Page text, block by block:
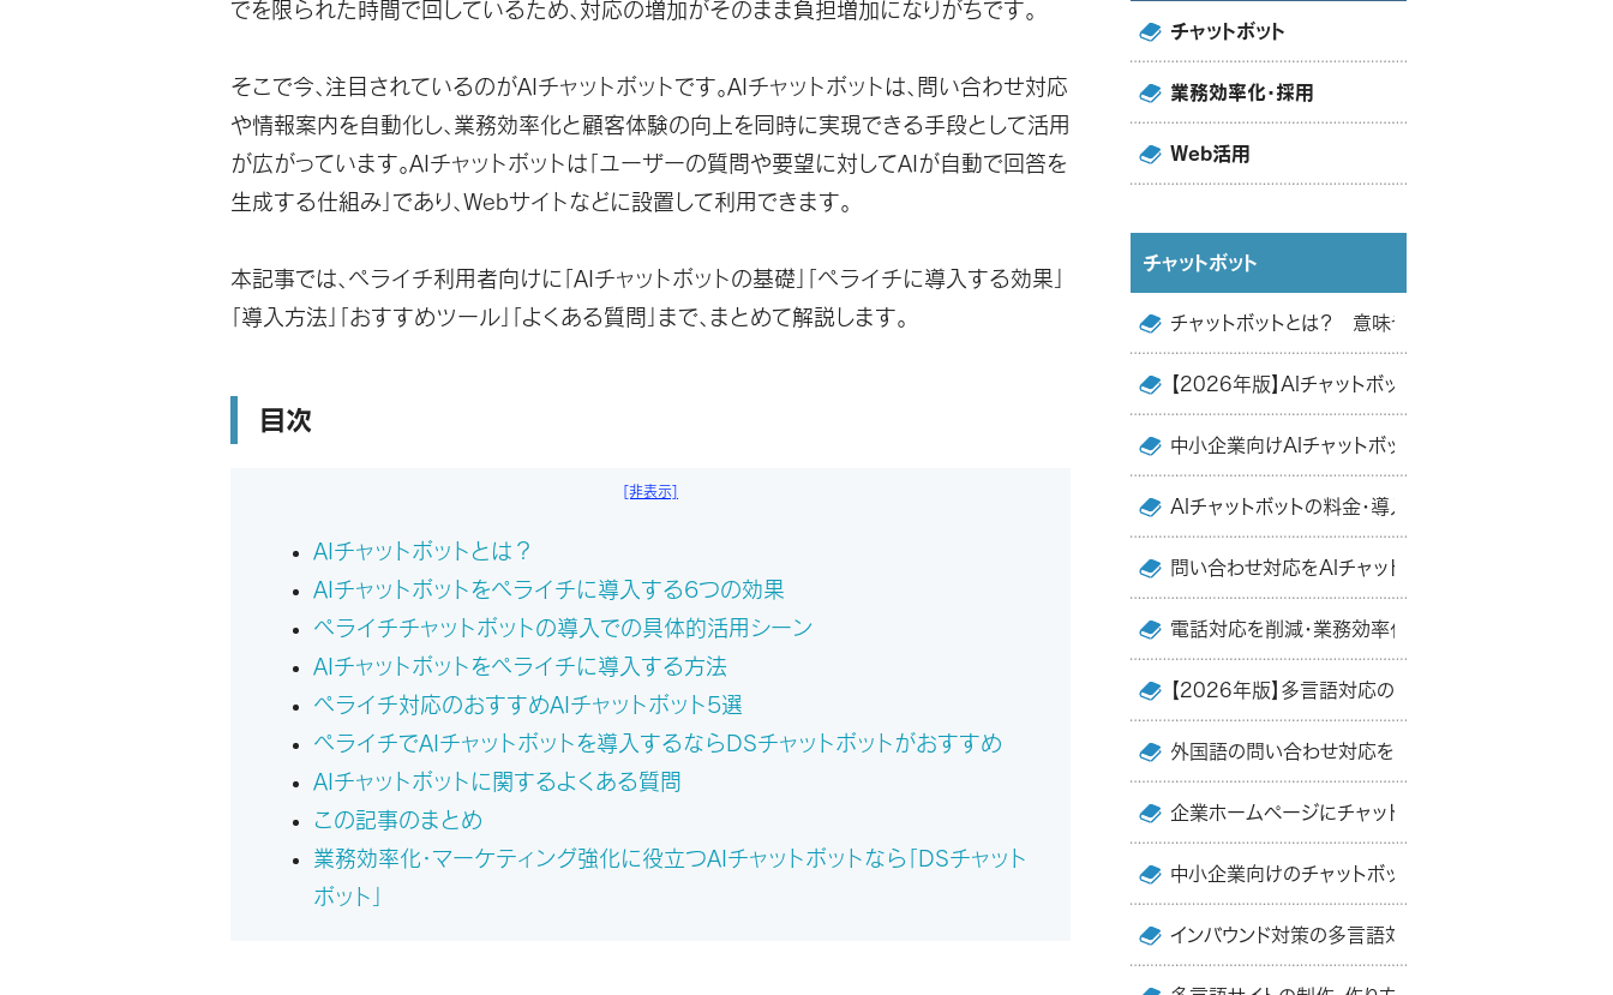
でを限られた時間で回しているため、対応の増加がそのまま負担増加になりがちです。
そこで今、注目されているのがAIチャットボットです。AIチャットボットは、問い合わせ対応
や情報案内を自動化し、業務効率化と顧客体験の向上を同時に実現できる手段として活用
が広がっています。AIチャットボットは「ユーザーの質問や要望に対してAIが自動で回答を
生成する仕組み」であり、Webサイトなどに設置して利用できます。
本記事では、ペライチ利用者向けに「AIチャットボットの基礎」「ペライチに導入する効果」
「導入方法」「おすすめツール」「よくある質問」まで、まとめて解説します。
目次
[非表示]
AIチャットボットとは？
AIチャットボットをペライチに導入する6つの効果
ペライチチャットボットの導入での具体的活用シーン
AIチャットボットをペライチに導入する方法
ペライチ対応のおすすめAIチャットボット5選
ペライチでAIチャットボットを導入するならDSチャットボットがおすすめ
AIチャットボットに関するよくある質問
この記事のまとめ
業務効率化・マーケティング強化に役立つAIチャットボットなら「DSチャット
ボット」
チャットボット
業務効率化・採用
Web活用
チャットボット
チャットボットとは？ 意味や仕組み・メリットを簡単
【2026年版】AIチャットボットおすすめ12選｜選び方
中小企業向けAIチャットボット『DSチャットボット』で
AIチャットボットの料金・導入費用の相場は？ 比較表
問い合わせ対応をAIチャットボットで効率化するメリッ
電話対応を削減・業務効率化する方法や事例・おすす
【2026年版】多言語対応のAIチャットボットのおすす
外国語の問い合わせ対応を効率化するにはAIチャッ
企業ホームページにチャットボットを設置・導入するメ
中小企業向けのチャットボットの選び方・比較のポイ
インバウンド対策の多言語対応・翻訳・集客をAIチャ